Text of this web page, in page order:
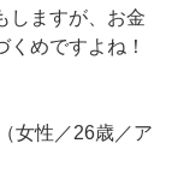
しますが、お金
めですよね！
女性／26歳／ア